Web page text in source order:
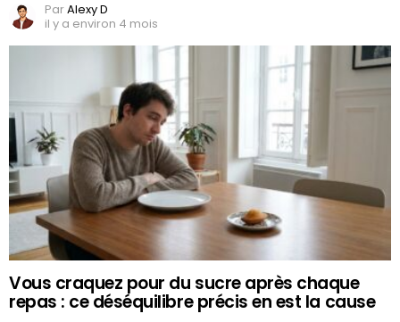
ParAlexy D
il y a environ 4 mois
Vous craquez pour du sucre après chaque
repas : ce déséquilibre précis en est la cause